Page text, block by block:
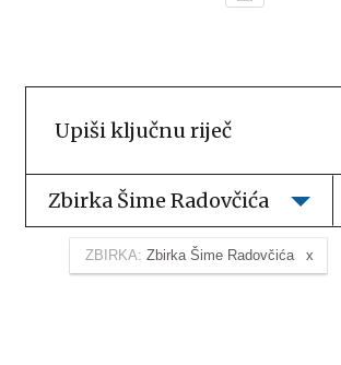
Zbirka Šime Radovčića
ZBIRKA: Zbirka Šime Radovčića